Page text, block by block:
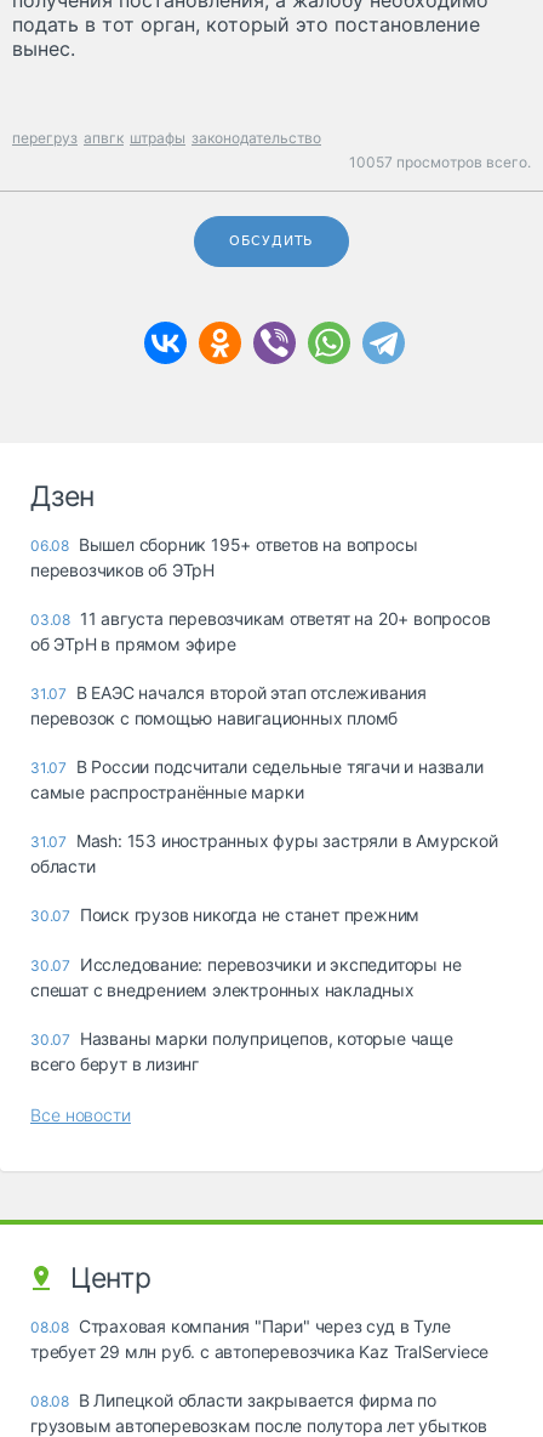
подать в тот орган, который это постановление
вынес.
перегруз апвгк штрафы законодательство
10057 просмотров всего.
ОБСУДИТЬ
Дзен
06.08 Вышел сборник 195+ ответов на вопросы
перевозчиков об ЭТрН
03.08 11 августа перевозчикам ответят на 20+ вопросов
об ЭТрН в прямом эфире
31.07
В ЕАЭС начался второй этап отслеживания
перевозок с помощью навигационных пломб
31.07
В России подсчитали седельные тягачи и назвали
самые распространённые марки
31.07
Mash: 153 иностранных фуры застряли в Амурской
области
30.07 Поиск грузов никогда не станет прежним
30.07
Исследование: перевозчики и экспедиторы не
спешат с внедрением электронных накладных
30.07
Названы марки полуприцепов, которые чаще
всего берут в лизинг
Все новости
Центр
08.08 Страховая компания "Пари" через суд в Туле
требует 29 млн руб. с автоперевозчика Kaz TralServiece
08.08 В Липецкой области закрывается фирма по
грузовым автоперевозкам после полутора лет убытков